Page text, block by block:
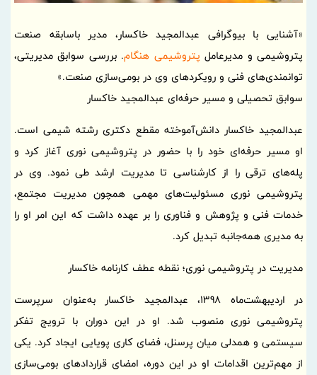
«آشنایی با بیوگرافی عبدالمجید خاکسار، مدیر باسابقه صنعت
پتروشیمی و مدیرعامل پتروشیمی هنگام. بررسی سوابق مدیریتی،
توانمندی‌های فنی و رویکردهای وی در بومی‌سازی صنعت.»
سوابق تحصیلی و مسیر حرفه‌ای عبدالمجید خاکسار
عبدالمجید خاکسار دانش‌آموخته مقطع دکتری رشته شیمی است.
او مسیر حرفه‌ای خود را با حضور در پتروشیمی نوری آغاز کرد و
پله‌های ترقی را از کارشناسی تا مدیریت ارشد طی نمود. وی در
پتروشیمی نوری مسئولیت‌های مهمی همچون مدیریت مجتمع،
خدمات فنی و پژوهش و فناوری را بر عهده داشت که این امر او را
به مدیری همه‌جانبه تبدیل کرد.
مدیریت در پتروشیمی نوری؛ نقطه عطف کارنامه خاکسار
در اردیبهشت‌ماه 1398، عبدالمجید خاکسار به‌عنوان سرپرست
پتروشیمی نوری منصوب شد. او در این دوران با ترویج تفکر
سیستمی و همدلی میان پرسنل، فضای کاری پویایی ایجاد کرد. یکی
از مهم‌ترین اقدامات او در این دوره، امضای قراردادهای بومی‌سازی